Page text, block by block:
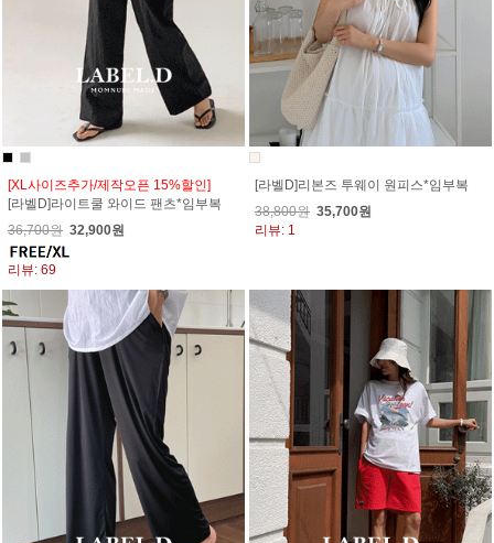
[XL사이즈추가/제작오픈 15%할인]
[라벨D]라이트쿨 와이드 팬츠*임부복
36,700원 32,900원
리뷰: 69
[라벨D]리본즈 투웨이 원피스*임부복
38,800원 35,700원
리뷰: 1